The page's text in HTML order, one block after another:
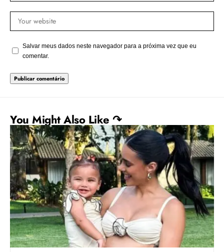
Salvar meus dados neste navegador para a próxima vez que eu
comentar.
You Might Also Like ↷